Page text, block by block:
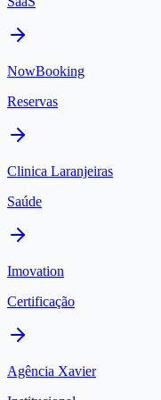
NowBooking
Reservas
Clinica Laranjeiras
Saúde
Imovation
Certificação
Agência Xavier